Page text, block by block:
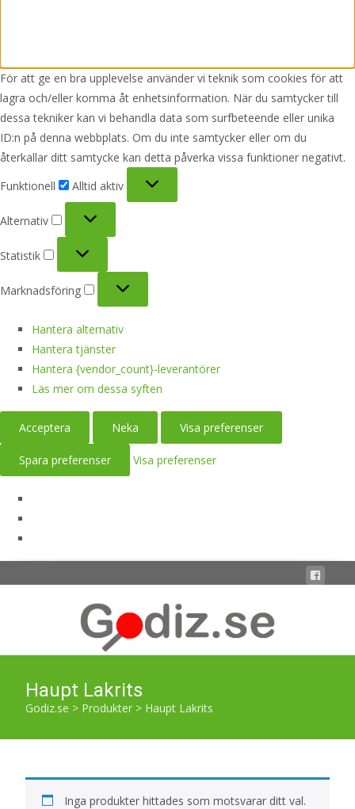
För att ge en bra upplevelse använder vi teknik som cookies för att
lagra och/eller komma åt enhetsinformation. När du samtycker till
dessa tekniker kan vi behandla data som surfbeteende eller unika
ID:n på denna webbplats. Om du inte samtycker eller om du
återkallar ditt samtycke kan detta påverka vissa funktioner negativt.
Funktionell
Alltid aktiv
Alternativ
Statistik
Marknadsföring
Hantera alternativ
Hantera tjänster
Hantera {vendor_count}-leverantörer
Läs mer om dessa syften
Acceptera Neka Visa preferenser
Spara preferenser Visa preferenser
Haupt Lakrits
Godiz.se > Produkter > Haupt Lakrits
Inga produkter hittades som motsvarar ditt val.